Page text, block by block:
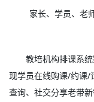
家长、学员、老
教培机构排课系
现学员在线购课/约课/
查询、社交分享老带